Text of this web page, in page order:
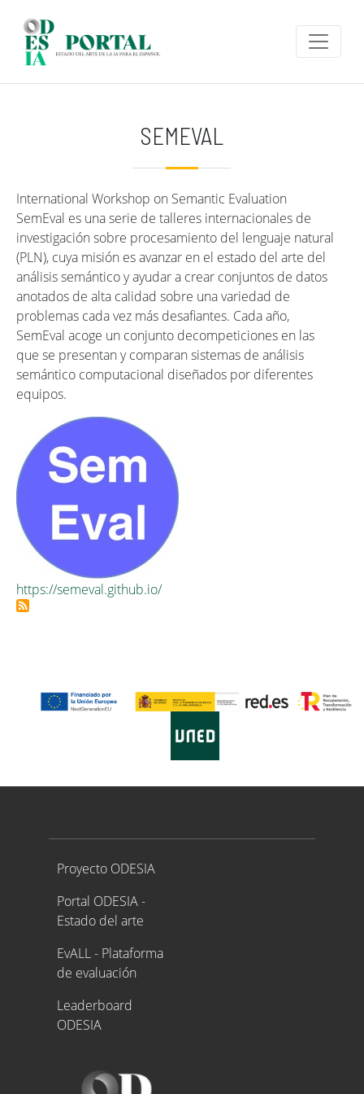
SEMEVAL
International Workshop on Semantic Evaluation
SemEval es una serie de talleres internacionales de
investigación sobre procesamiento del lenguaje natural
(PLN), cuya misión es avanzar en el estado del arte del
análisis semántico y ayudar a crear conjuntos de datos
anotados de alta calidad sobre una variedad de
problemas cada vez más desafiantes. Cada año,
SemEval acoge un conjunto decompeticiones en las
que se presentan y comparan sistemas de análisis
semántico computacional diseñados por diferentes
equipos.
https://semeval.github.io/
Proyecto ODESIA
Proyecto ODESIA
Portal ODESIA -
Estado del arte
EvALL - Plataforma
de evaluación
Leaderboard
ODESIA